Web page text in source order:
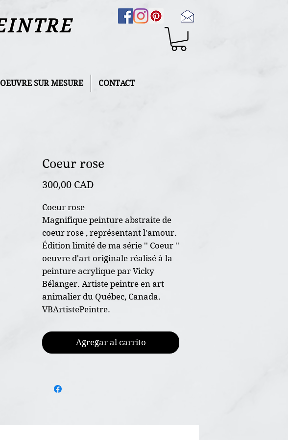
OEUVRE SUR MESURE CONTACT
Coeur rose
300,00 CAD
Coeur rose
Magnifique peinture abstraite de
coeur rose , représentant l'amour.
Édition limité de ma série '' Coeur ''
oeuvre d'art originale réalisé à la
peinture acrylique par Vicky
Bélanger. Artiste peintre en art
animalier du Québec, Canada.
VBArtistePeintre.
* Oeuvre originale peint à la main
* Dimension 8"x10"
* Peinture acrylique et vernis
Agregar al carrito